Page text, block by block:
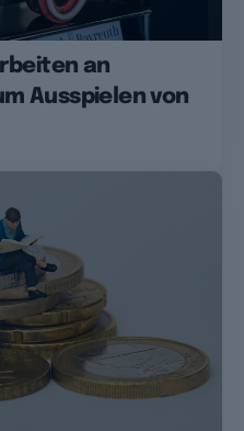
an
Ausspielen von